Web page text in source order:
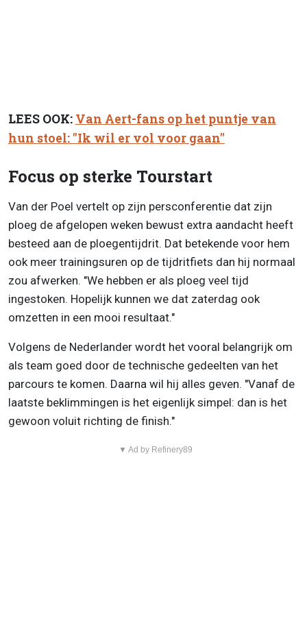
LEES OOK: Van Aert-fans op het puntje van
hun stoel: "Ik wil er vol voor gaan"
Focus op sterke Tourstart
Van der Poel vertelt op zijn persconferentie dat zijn
ploeg de afgelopen weken bewust extra aandacht heeft
besteed aan de ploegentijdrit. Dat betekende voor hem
ook meer trainingsuren op de tijdritfiets dan hij normaal
zou afwerken. "We hebben er als ploeg veel tijd
ingestoken. Hopelijk kunnen we dat zaterdag ook
omzetten in een mooi resultaat."
Volgens de Nederlander wordt het vooral belangrijk om
als team goed door de technische gedeelten van het
parcours te komen. Daarna wil hij alles geven. "Vanaf de
laatste beklimmingen is het eigenlijk simpel: dan is het
gewoon voluit richting de finish."
▼ Ad by Refinery89